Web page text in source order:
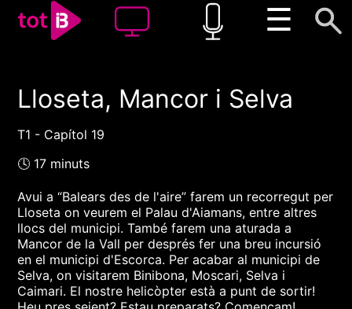
☰
00:00 00:00
Lloseta, Mancor i Selva
T1 - Capítol 19
🕓 17 minuts
Avui a “Balears des de l'aire” farem un recorregut per
Lloseta on veurem el Palau d'Aiamans, entre altres
llocs del municipi. També farem una aturada a
Mancor de la Vall per després fer una breu incursió
en el municipi d'Escorca. Per acabar al municipi de
Selva, on visitarem Binibona, Moscari, Selva i
Caimari. El nostre helicòpter està a punt de sortir!